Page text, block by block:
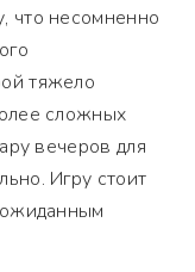
что несомненно
тяжело
сложных
вечеров для
Игру стоит